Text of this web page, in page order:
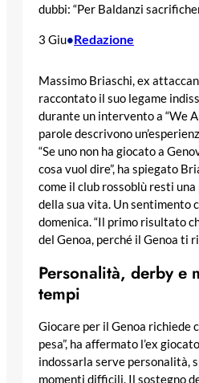
dubbi: “Per Baldanzi
3 Giu•Redazione
Massimo Briaschi, ex
raccontato il suo legame
durante un intervento a “We
parole descrivono
“Se uno non ha giocato a
cosa vuol dire”, ha spiegato
come il club rossoblù resti
della sua vita. Un sentimento
domenica. “Il primo risultato
del Genoa, perché il Genoa ti
Personalità, derby e
tempi
Giocare per il Genoa richiede
pesa”, ha affermato l’ex
indossarla serve personalità,
momenti difficili. Il sostegno